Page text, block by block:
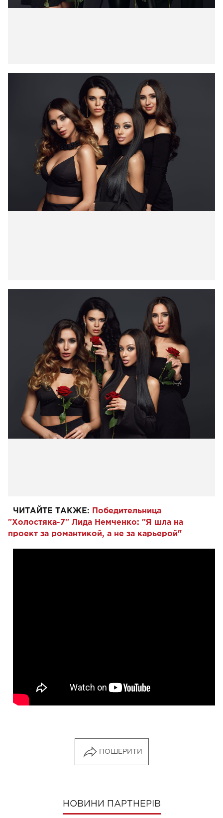
ЧИТАЙТЕ ТАКЖЕ:
Победительница
"Холостяка-7" Лида Немченко: "Я шла на
проект за романтикой, а не за карьерой"
ПОШЕРИТИ
НОВИНИ ПАРТНЕРІВ